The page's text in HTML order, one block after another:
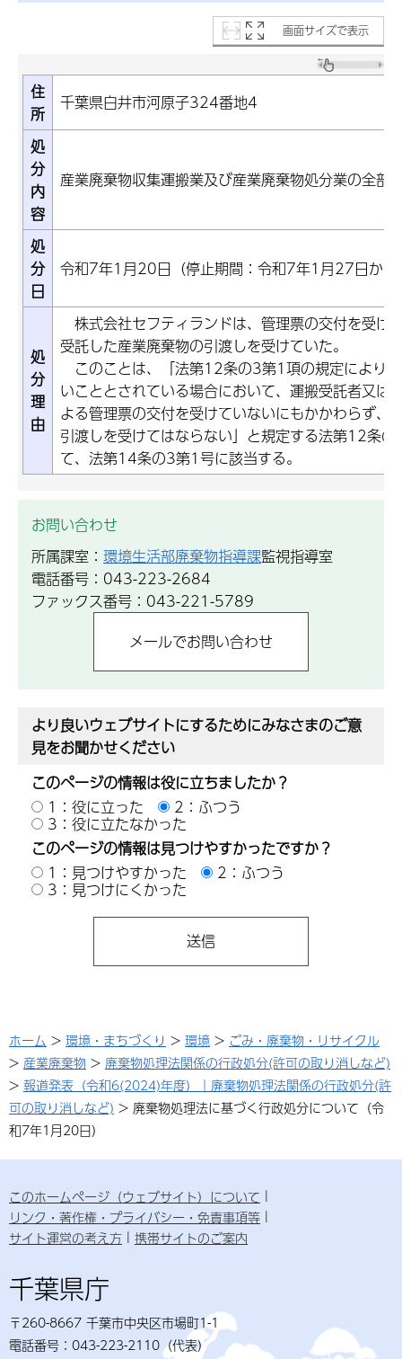
画面サイズで表示
住
所
千葉県白井市河原子324番地4
処
分
内
容
産業廃棄物収集運搬業及び産業廃棄物処分業の全部
処
分
日
令和7年1月20日（停止期間：令和7年1月27日か
処
分
理
由
株式会社セフティランドは、管理票の交付を受け
受託した産業廃棄物の引渡しを受けていた。
このことは、「法第12条の3第1項の規定により
いこととされている場合において、運搬受託者又は
よる管理票の交付を受けていないにもかかわらず、
引渡しを受けてはならない」と規定する法第12条
て、法第14条の3第1号に該当する。
お問い合わせ
所属課室： 環境生活部廃棄物指導課監視指導室
電話番号：043-223-2684
ファックス番号：043-221-5789
より良いウェブサイトにするためにみなさまのご意
見をお聞かせください
このページの情報は役に立ちましたか？
1：役に立った
2：ふつう
3：役に立たなかった
このページの情報は見つけやすかったですか？
1：見つけやすかった
2：ふつう
3：見つけにくかった
ホーム > 環境・まちづくり > 環境 > ごみ・廃棄物・リサイクル
> 産業廃棄物 > 廃棄物処理法関係の行政処分(許可の取り消しなど)
> 報道発表（令和6(2024)年度）｜廃棄物処理法関係の行政処分(許
可の取り消しなど) > 廃棄物処理法に基づく行政処分について（令
和7年1月20日）
このホームページ（ウェブサイト）について
リンク・著作権・プライバシー・免責事項等
サイト運営の考え方
携帯サイトのご案内
千葉県庁
〒260-8667 千葉市中央区市場町1-1
電話番号：043-223-2110（代表）